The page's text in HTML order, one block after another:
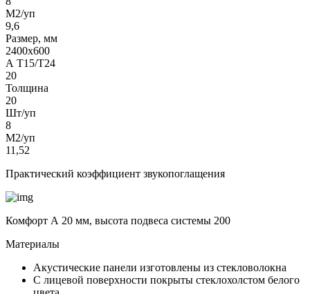
М2/уп
9,6
Размер, мм
2400х600
А Т15/Т24
20
Толщина
20
Шт/уп
8
М2/уп
11,52
Практический коэффициент звукопоглащения
Комфорт А 20 мм, высота подвеса системы 200
Материалы
Акустические панели изготовлены из стекловолокна
С лицевой поверхности покрыты стеклохолстом белого